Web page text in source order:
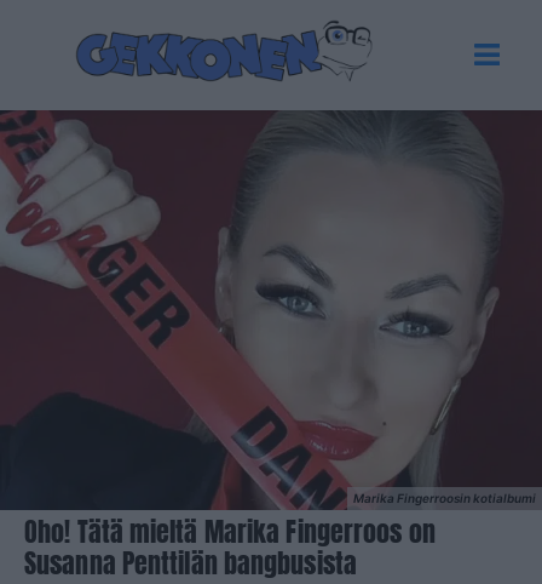
Marika Fingerroosin kotialbumi
Oho! Tätä mieltä Marika Fingerroos on
Susanna Penttilän bangbusista